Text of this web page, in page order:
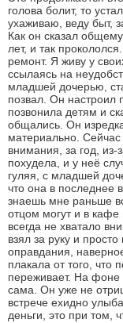
голова болит, то
ухаживаю, веду быт,
Как он сказал
лет, и так
ремонт. Я живу у
ссылаясь на
младшей дочерью,
позвал. Он настроил
позвонила детям и
общались. Он
материально.
внимания, за год,
похудела, и у неё
гуляя, с младшей
что она в последнее
знаешь мне раньше
отцом могут и в кафе
всегда не хватало
взял за руку и
оправдания,
плакала от того,
переживает. На фоне
сама. Он уже не
встрече ехидно
деньги, это при том,